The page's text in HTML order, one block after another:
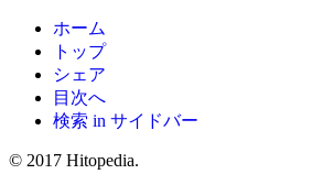
ホーム
トップ
シェア
目次へ
検索 in サイドバー
© 2017 Hitopedia.